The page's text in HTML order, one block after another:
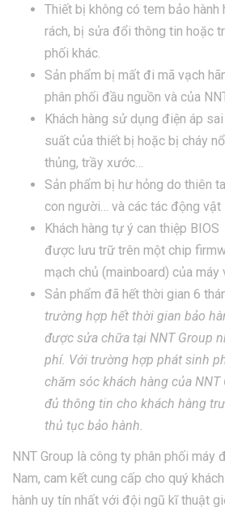
Thiết bị không có tem bảo hành
rách, bị sửa đổi thông tin hoặc
phối khác.
Sản phẩm bị mất đi mã vạch
phân phối đầu nguồn và của
Khách hàng sử dụng điện áp
suất của thiết bị hoặc bị cháy
thủng, trầy xước…
Sản phẩm bị hư hỏng do thiên
con người… và các tác động vật
Khách hàng tự ý can thiệp
được lưu trữ trên một chip
mạch chủ (mainboard) của máy
Sản phẩm đã hết thời gian 6
trường hợp hết thời gian bảo
được sửa chữa tại NNT Group
phí. Với trường hợp phát sinh
chăm sóc khách hàng của NNT
đủ thông tin cho khách hàng
thủ tục bảo hành.
NNT Group là công ty phân phối máy
Nam, cam kết cung cấp cho quý
hành uy tín nhất với đội ngũ kĩ thuật